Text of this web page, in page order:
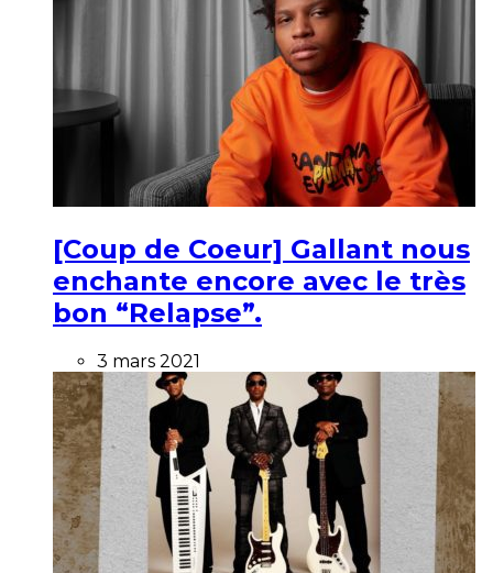
[Coup de Coeur] Gallant nous
enchante encore avec le très
bon “Relapse”.
3 mars 2021